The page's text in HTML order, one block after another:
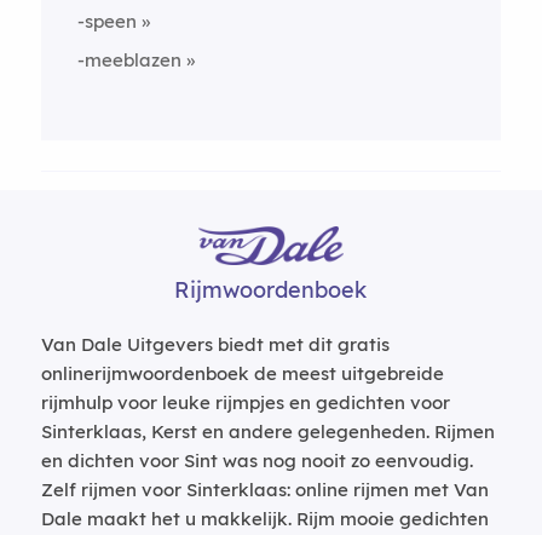
-speen
-meeblazen
Rijmwoordenboek
Van Dale Uitgevers biedt met dit gratis
onlinerijmwoordenboek de meest uitgebreide
rijmhulp voor leuke rijmpjes en gedichten voor
Sinterklaas, Kerst en andere gelegenheden. Rijmen
en dichten voor Sint was nog nooit zo eenvoudig.
Zelf rijmen voor Sinterklaas: online rijmen met Van
Dale maakt het u makkelijk. Rijm mooie gedichten